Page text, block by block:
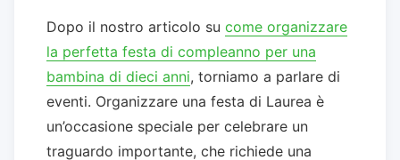
Dopo il nostro articolo su come organizzare
la perfetta festa di compleanno per una
bambina di dieci anni, torniamo a parlare di
eventi. Organizzare una festa di Laurea è
un’occasione speciale per celebrare un
traguardo importante, che richiede una